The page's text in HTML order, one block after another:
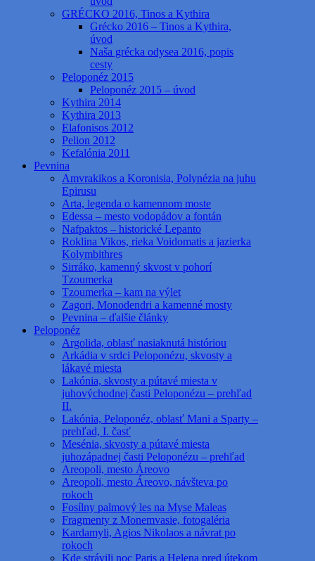
GRÉCKO 2016, Tinos a Kythira
Grécko 2016 – Tinos a Kythira,
úvod
Naša grécka odysea 2016, popis
cesty
Peloponéz 2015
Peloponéz 2015 – úvod
Kythira 2014
Kythira 2013
Elafonisos 2012
Pelion 2012
Kefalónia 2011
Pevnina
Amvrakikos a Koronisia, Polynézia na juhu
Epirusu
Arta, legenda o kamennom moste
Edessa – mesto vodopádov a fontán
Nafpaktos – historické Lepanto
Roklina Vikos, rieka Voidomatis a jazierka
Kolymbithres
Sirráko, kamenný skvost v pohorí
Tzoumerka
Tzoumerka – kam na výlet
Zagori, Monodendri a kamenné mosty
Pevnina – ďalšie články
Peloponéz
Argolida, oblasť nasiaknutá históriou
Arkádia v srdci Peloponézu, skvosty a
lákavé miesta
Lakónia, skvosty a pútavé miesta v
juhovýchodnej časti Peloponézu – prehľad
II.
Lakónia, Peloponéz, oblasť Mani a Sparty –
prehľad, I. časť
Mesénia, skvosty a pútavé miesta
juhozápadnej časti Peloponézu – prehľad
Areopoli, mesto Áreovo
Areopoli, mesto Áreovo, návšteva po
rokoch
Fosílny palmový les na Myse Maleas
Fragmenty z Monemvasie, fotogaléria
Kardamyli, Agios Nikolaos a návrat po
rokoch
Kde strávili noc Paris a Helena pred útekom